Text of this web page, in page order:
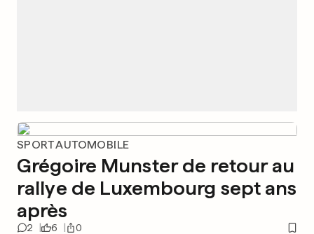
SPORT AUTOMOBILE
Grégoire Munster de retour au
rallye de Luxembourg sept ans
après
2 6 0